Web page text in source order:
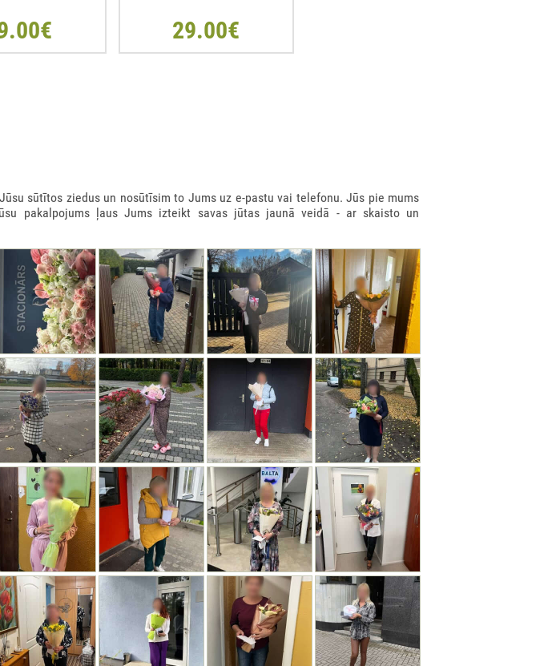
29.00€
sūtītos ziedus un nosūtīsim to Jums uz e-pastu vai telefonu. Jūs pie mums
pakalpojums ļaus Jums izteikt savas jūtas jaunā veidā - ar skaisto un